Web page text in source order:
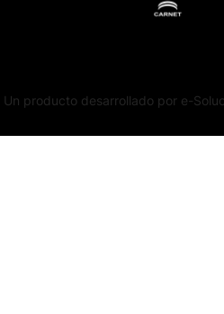
producto desarrollado por e-